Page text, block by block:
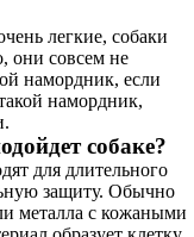
легкие, собаки
они совсем не
намордник, если
намордник,
собаке?
для длительного
защиту. Обычно
металла с кожаными